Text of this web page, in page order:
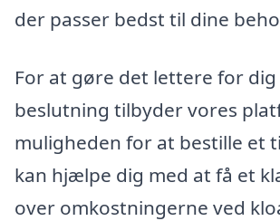
der passer bedst til dine
For at gøre det lettere for
beslutning tilbyder vores
muligheden for at bestille et
kan hjælpe dig med at få et
over omkostningerne ved